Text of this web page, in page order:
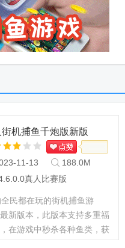
机捕鱼千炮版新版
版
11-13
188.0M
真人比赛版
民都在玩的街机捕鱼游
新版本，此版本支持多重福
在游戏中秒杀各种鱼类，获